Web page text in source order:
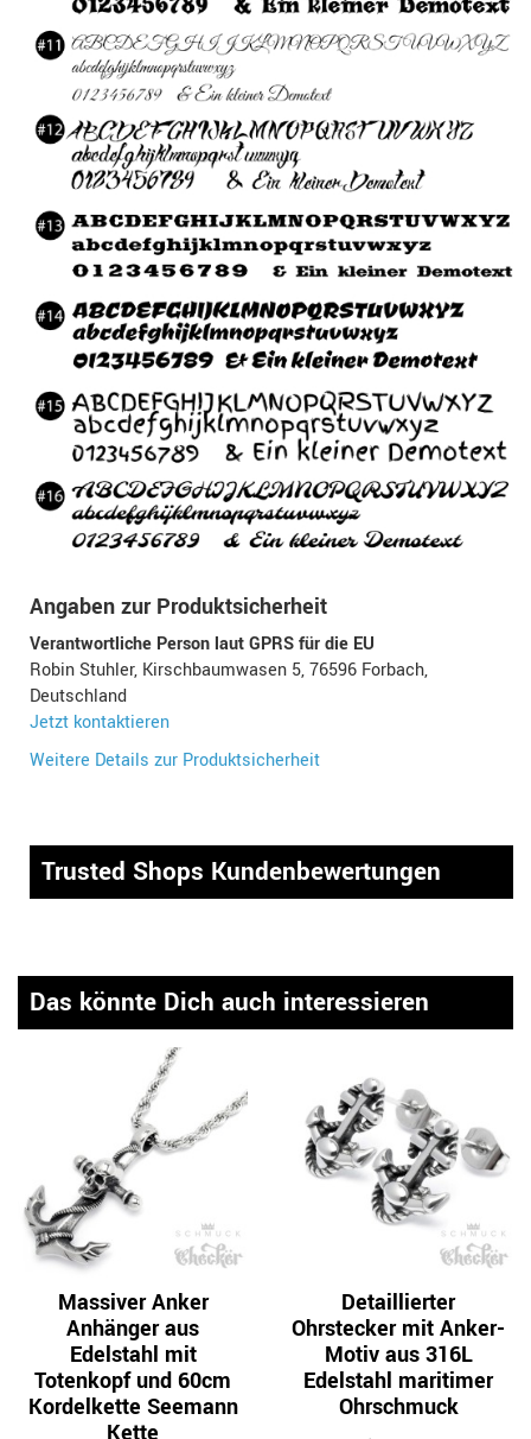
Angaben zur Produktsicherheit
Verantwortliche Person laut GPRS für die EU
Robin Stuhler, Kirschbaumwasen 5, 76596 Forbach,
Deutschland
Jetzt kontaktieren
Weitere Details zur Produktsicherheit
Trusted Shops Kundenbewertungen
Das könnte Dich auch interessieren
Massiver Anker
Anhänger aus
Edelstahl mit
Totenkopf und 60cm
Kordelkette Seemann
Detaillierter
Ohrstecker mit Anker-
Motiv aus 316L
Edelstahl maritimer
Ohrschmuck